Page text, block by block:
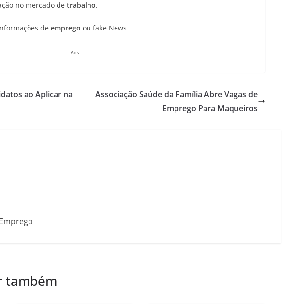
no mercado de trabalho.
de emprego ou fake News.
Ads
ao Aplicar na
Associação Saúde da Família Abre Vagas de
Emprego Para Maqueiros
também